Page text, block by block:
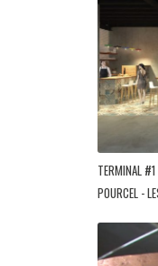
TERMINAL
POURCEL -